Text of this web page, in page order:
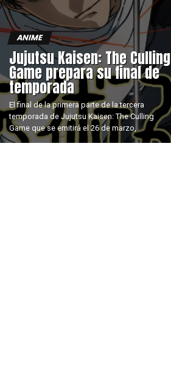
ANIME
Jujutsu Kaisen: The Culling
Game prepara su final de
temporada
El final de la primera parte de la tercera
temporada de Jujutsu Kaisen: The Culling
Game que se emitirá el 26 de marzo,